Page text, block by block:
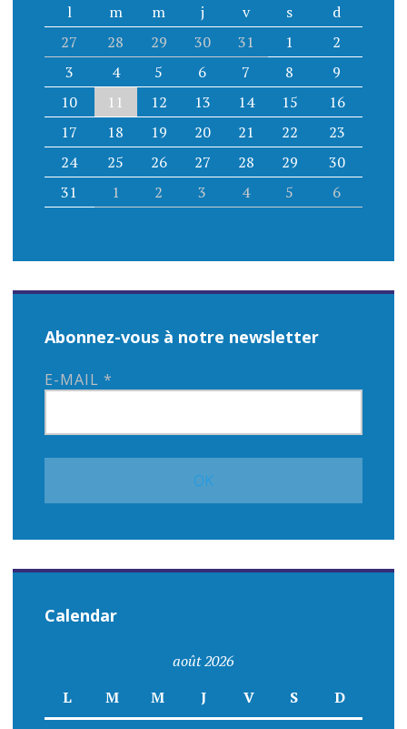
l m m j v s
d
27
28 29 30 31 1
2
3
4 5 6 7 8
9
10
11 12 13 14 15
16
17
18 19 20 21 22
23
24
25 26 27 28 29
30
31
1 2 3 4 5 6
Abonnez-vous à notre newsletter
E-MAIL *
Calendar
août 2026
L
M M J V S D